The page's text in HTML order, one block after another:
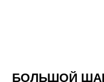
БОЛЬШОЙ